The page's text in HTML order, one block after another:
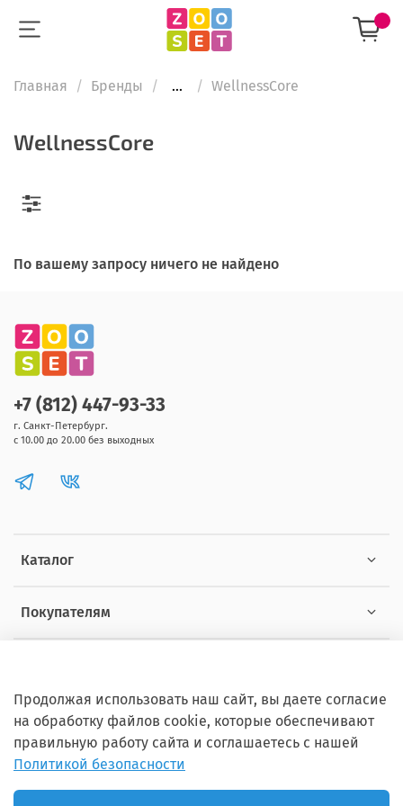
Главная Бренды ... WellnessCore
WellnessCore
По вашему запросу ничего не найдено
Каталог
Покупателям
+7 (812) 447-93-33
г. Санкт-Петербург.
с 10.00 до 20.00 без выходных
Copyright © 2012 - 2026 ZOOSET Все права защищены.
Продолжая использовать наш сайт, вы даете согласие
на обработку файлов cookie, которые обеспечивают
правильную работу сайта и соглашаетесь с нашей
Политикой безопасности